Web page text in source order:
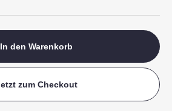
In den Warenkorb
zum Checkout